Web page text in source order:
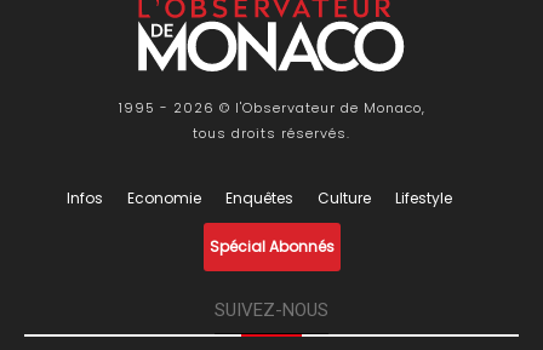
1995 - 2026 © l'Observateur de Monaco,
tous droits réservés.
Infos Economie Enquêtes Culture Lifestyle
Spécial Abonnés
SUIVEZ-NOUS